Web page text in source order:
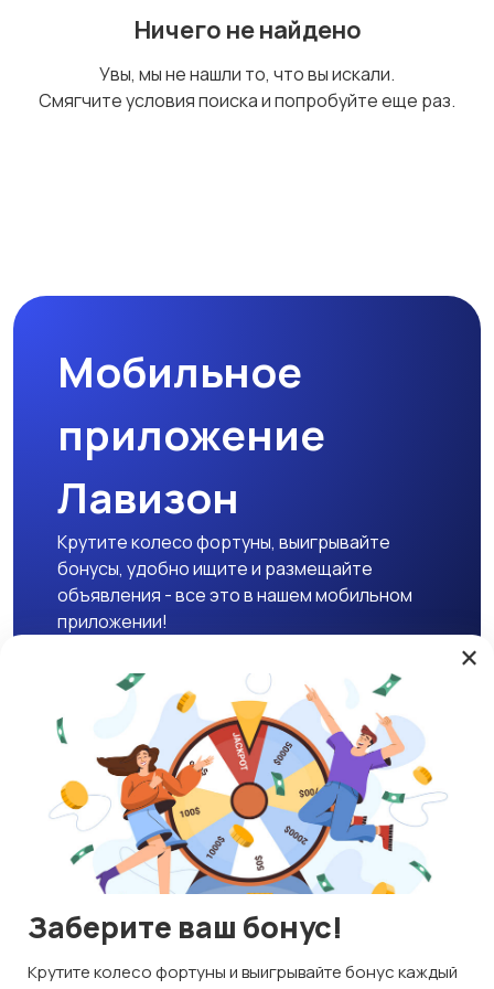
Ничего не найдено
Увы, мы не нашли то, что вы искали.
Смягчите условия поиска и попробуйте еще раз.
Мобильное
приложение
Лавизон
Крутите колесо фортуны, выигрывайте
бонусы, удобно ищите и размещайте
объявления - все это в нашем мобильном
приложении!
Скачать APK
Магазины Блог
О нас
Служба поддержки
☕ Поддержать проект
ИНН 592109881601
Используем куки и рекомендательные технологии
×
Заберите ваш бонус!
Крутите колесо фортуны и выигрывайте бонус каждый